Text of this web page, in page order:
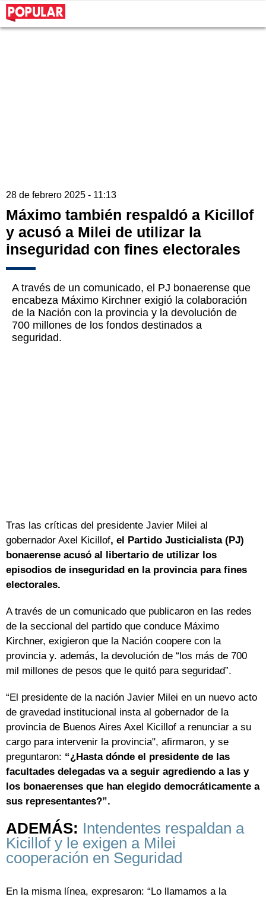
28 de febrero 2025 - 11:13
Máximo también respaldó a Kicillof
y acusó a Milei de utilizar la
inseguridad con fines electorales
A través de un comunicado, el PJ bonaerense que
encabeza Máximo Kirchner exigió la colaboración
de la Nación con la provincia y la devolución de
700 millones de los fondos destinados a
seguridad.
Tras las críticas del presidente Javier Milei al
gobernador Axel Kicillof, el Partido Justicialista (PJ)
bonaerense acusó al libertario de utilizar los
episodios de inseguridad en la provincia para fines
electorales.
A través de un comunicado que publicaron en las redes
de la seccional del partido que conduce Máximo
Kirchner, exigieron que la Nación coopere con la
provincia y. además, la devolución de “los más de 700
mil millones de pesos que le quitó para seguridad”.
“El presidente de la nación Javier Milei en un nuevo acto
de gravedad institucional insta al gobernador de la
provincia de Buenos Aires Axel Kicillof a renunciar a su
cargo para intervenir la provincia", afirmaron, y se
preguntaron: “¿Hasta dónde el presidente de las
facultades delegadas va a seguir agrediendo a las y
los bonaerenses que han elegido democráticamente a
sus representantes?”.
ADEMÁS: Intendentes respaldan a
Kicillof y le exigen a Milei
cooperación en Seguridad
En la misma línea, expresaron: “Lo llamamos a la